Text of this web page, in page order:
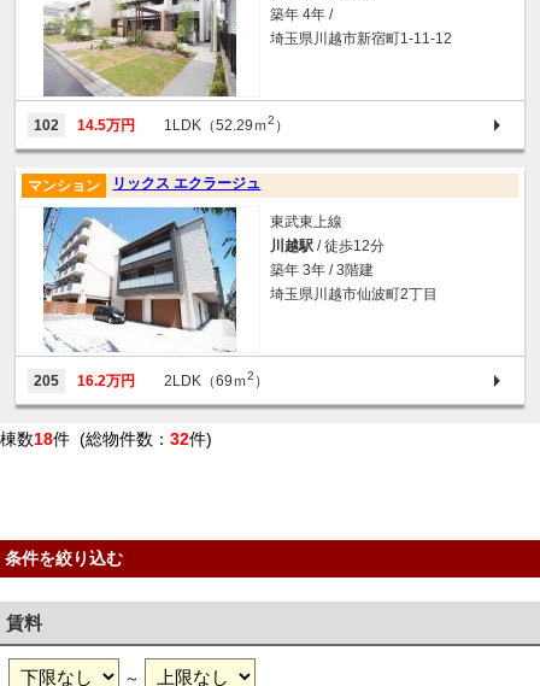
築年 4年 /
埼玉県川越市新宿町1-11-12
102 14.5万円 1LDK（52.29ｍ2 ）
リックス エクラージュ
マンション
東武東上線
川越駅 / 徒歩12分
築年 3年 / 3階建
埼玉県川越市仙波町2丁目
205 16.2万円 2LDK（69ｍ2 ）
棟数18件 (総物件数： 32件)
条件を絞り込む
賃料
～